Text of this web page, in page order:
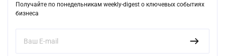
Получайте по понедельникам weekly-digest о ключевых событиях
бизнеса